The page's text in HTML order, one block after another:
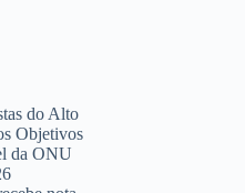
do Alto
Objetivos
da ONU